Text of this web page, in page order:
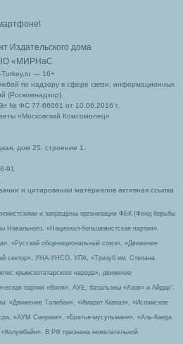
Издательского дома
«МИРНаС
Turkey.ru — 16+
по надзору в сфере связи, информационных
(Роскомнадзор).
№ ФС 77-66061 от 10.06.2016 г.
«Московский Комсомолец»
дом 25, строение 1.
91
и цитировании материалов активная ссылка
и запрещены организации ФБК (Фонд борьбы
Навального, «Национал-большевистская партия»,
«Русский общенациональный союз», «Движение
сектор», УНА-УНСО, УПА, «Тризуб им. Степана
крымскотатарского народа», движение
партия «Воля», АУЕ, батальоны «Азов» и Айдар″.
«Движение Талибан», «Имарат Кавказ», «Исламское
«АУМ Синрике», «Братья-мусульмане», «Аль-Каида
В РФ признана нежелательной